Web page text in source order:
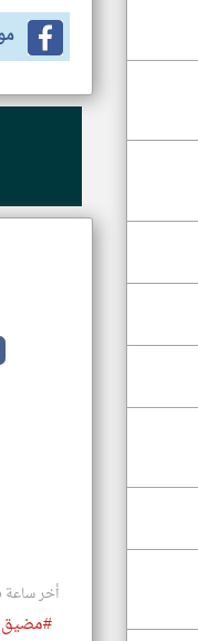
أخر ساعة
#مضيق